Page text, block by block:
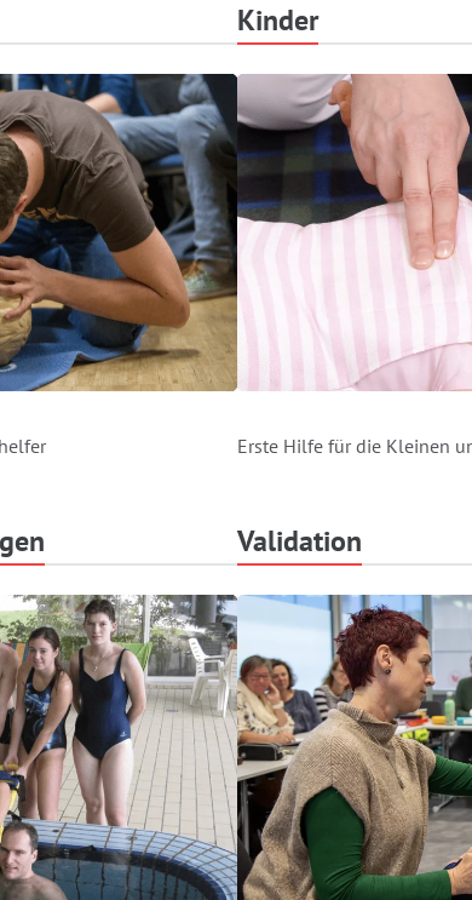
Kinder
Erste Hilfe für die Kleinen
Validation